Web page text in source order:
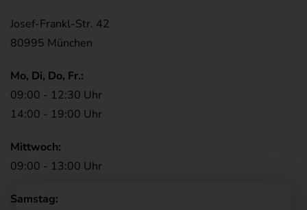
Josef-Frankl-Str. 42
80995 München
Mo, Di, Do, Fr.:
09:00 - 12:30 Uhr
14:00 - 19:00 Uhr
Mittwoch:
09:00 - 13:00 Uhr
Samstag: